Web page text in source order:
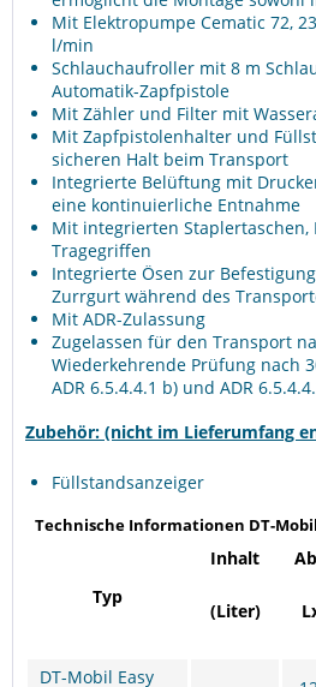
Mit Elektropumpe Cematic 72,
l/min
Schlauchaufroller mit 8 m
Automatik-Zapfpistole
Mit Zähler und Filter mit
Mit Zapfpistolenhalter und
sicheren Halt beim Transport
Integrierte Belüftung mit
eine kontinuierliche Entnahme
Mit integrierten Staplertaschen,
Tragegriffen
Integrierte Ösen zur
Zurrgurt während des
Mit ADR-Zulassung
Zugelassen für den Transport
Wiederkehrende Prüfung nach
ADR 6.5.4.4.1 b) und ADR
Zubehör: (nicht im Lieferumfang
Füllstandsanzeiger
Technische Informationen DT-
Typ
Inhalt
(Liter)
DT-Mobil Easy